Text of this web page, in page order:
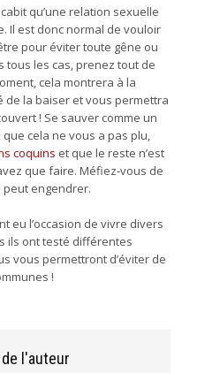
qu’une relation sexuelle
Il est donc normal de vouloir
pour éviter toute gêne ou
tous les cas, prenez tout de
cela montrera à la
de la baiser et vous permettra
! Se sauver comme un
cela ne vous a pas plu,
coquins et que le reste n’est
que faire. Méfiez-vous de
engendrer.
eu l’occasion de vivre divers
ils ont testé différentes
vous permettront d’éviter de
!
l'auteur